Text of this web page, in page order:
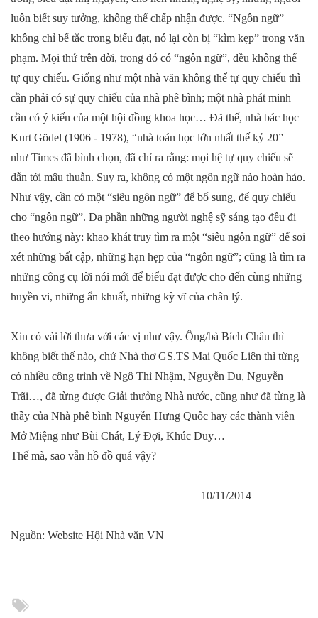
luôn biết suy tưởng, không thể chấp nhận được. “Ngôn ngữ”
không chỉ bế tắc trong biểu đạt, nó lại còn bị “kìm kẹp” trong văn
phạm. Mọi thứ trên đời, trong đó có “ngôn ngữ”, đều không thể
tự quy chiếu. Giống như một nhà văn không thể tự quy chiếu thì
cần phải có sự quy chiếu của nhà phê bình; một nhà phát minh
cần có ý kiến của một hội đồng khoa học… Đã thế, nhà bác học
Kurt Gödel (1906 - 1978), “nhà toán học lớn nhất thế kỷ 20”
như Times đã bình chọn, đã chỉ ra rằng: mọi hệ tự quy chiếu sẽ
dẫn tới mâu thuẫn. Suy ra, không có một ngôn ngữ nào hoàn hảo.
Như vậy, cần có một “siêu ngôn ngữ” để bổ sung, để quy chiếu
cho “ngôn ngữ”. Đa phần những người nghệ sỹ sáng tạo đều đi
theo hướng này: khao khát truy tìm ra một “siêu ngôn ngữ” để soi
xét những bất cập, những hạn hẹp của “ngôn ngữ”; cũng là tìm ra
những công cụ lời nói mới để biểu đạt được cho đến cùng những
huyền vi, những ẩn khuất, những kỳ vĩ của chân lý.
Xin có vài lời thưa với các vị như vậy. Ông/bà Bích Châu thì
không biết thế nào, chứ Nhà thơ GS.TS Mai Quốc Liên thì từng
có nhiều công trình về Ngô Thì Nhậm, Nguyễn Du, Nguyễn
Trãi…, đã từng được Giải thưởng Nhà nước, cũng như đã từng là
thầy của Nhà phê bình Nguyễn Hưng Quốc hay các thành viên
Mở Miệng như Bùi Chát, Lý Đợi, Khúc Duy…
Thế mà, sao vẫn hồ đồ quá vậy?
10/11/2014
Nguồn: Website Hội Nhà văn VN